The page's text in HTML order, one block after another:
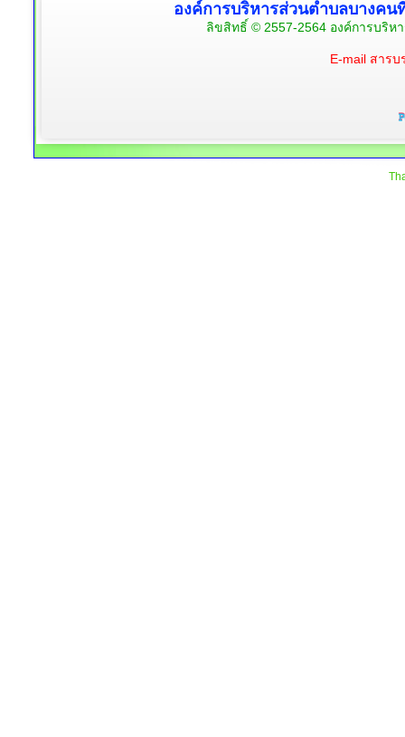
องค์การบริหารส่วนตำบลบางคน
ลิขสิทธิ์ © 2557-2564 องค์การบริ
E-mail สาร